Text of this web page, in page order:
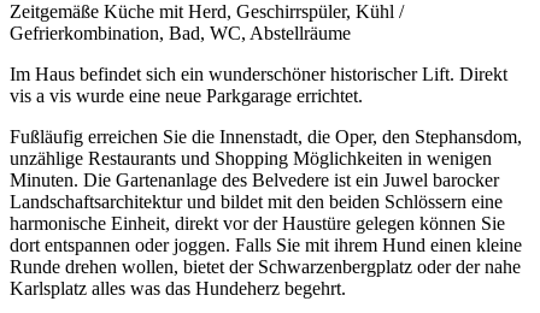
Zeitgemäße Küche mit Herd, Geschirrspüler, Kühl /
Gefrierkombination, Bad, WC, Abstellräume
Im Haus befindet sich ein wunderschöner historischer Lift. Direkt
vis a vis wurde eine neue Parkgarage errichtet.
Fußläufig erreichen Sie die Innenstadt, die Oper, den Stephansdom,
unzählige Restaurants und Shopping Möglichkeiten in wenigen
Minuten. Die Gartenanlage des Belvedere ist ein Juwel barocker
Landschaftsarchitektur und bildet mit den beiden Schlössern eine
harmonische Einheit, direkt vor der Haustüre gelegen können Sie
dort entspannen oder joggen. Falls Sie mit ihrem Hund einen kleine
Runde drehen wollen, bietet der Schwarzenbergplatz oder der nahe
Karlsplatz alles was das Hundeherz begehrt.